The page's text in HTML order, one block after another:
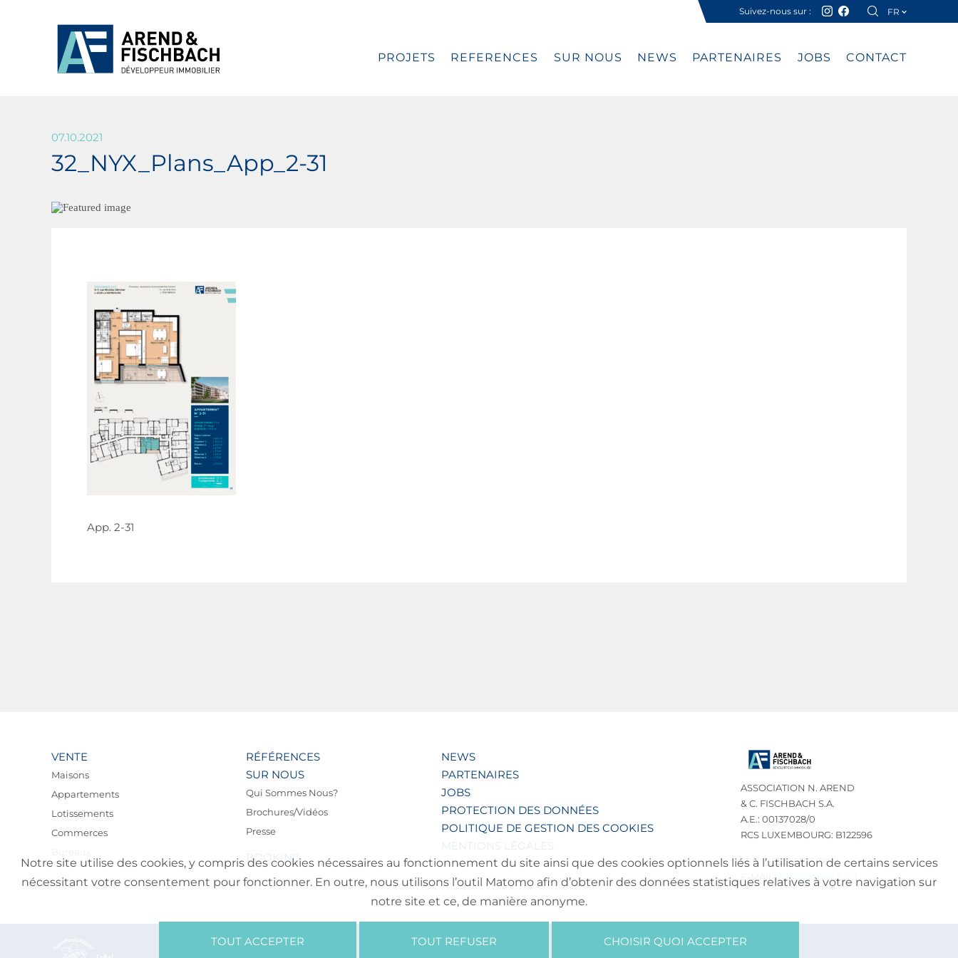
Suivez-nous sur : FR
PROJETS REFERENCES SUR NOUS NEWS PARTENAIRES JOBS CONTACT
07.10.2021
32_NYX_Plans_App_2-31
App. 2-31
VENTE
Maisons
Appartements
Lotissements
Commerces
RÉFÉRENCES
SUR NOUS
Qui Sommes Nous?
Brochures/Vidéos
Presse
BOOKING
NEWS
PARTENAIRES
JOBS
PROTECTION DES DONNÉES
POLITIQUE DE GESTION DES COOKIES
MENTIONS LÉGALES
ASSOCIATION N. AREND
& C. FISCHBACH S.A.
A.E.: 00137028/0
RCS LUXEMBOURG: B122596
TEL.: (+352) 32 75 76
E-MAIL:
INFO@NA-CF.LU
Notre site utilise des cookies, y compris des cookies nécessaires au fonctionnement du site ainsi que des cookies optionnels liés à l’utilisation de certains services
nécessitant votre consentement pour fonctionner. En outre, nous utilisons l’outil Matomo afin d’obtenir des données statistiques relatives à votre navigation sur
notre site et ce, de manière anonyme.
TOUT ACCEPTER TOUT REFUSER CHOISIR QUOI ACCEPTER